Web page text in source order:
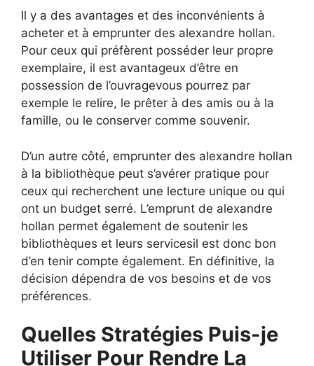
Il y a des avantages et des inconvénients à
acheter et à emprunter des alexandre hollan.
Pour ceux qui préfèrent posséder leur propre
exemplaire, il est avantageux d’être en
possession de l’ouvragevous pourrez par
exemple le relire, le prêter à des amis ou à la
famille, ou le conserver comme souvenir.
D’un autre côté, emprunter des alexandre hollan
à la bibliothèque peut s’avérer pratique pour
ceux qui recherchent une lecture unique ou qui
ont un budget serré. L’emprunt de alexandre
hollan permet également de soutenir les
bibliothèques et leurs servicesil est donc bon
d’en tenir compte également. En définitive, la
décision dépendra de vos besoins et de vos
préférences.
Quelles Stratégies Puis-je
Utiliser Pour Rendre La